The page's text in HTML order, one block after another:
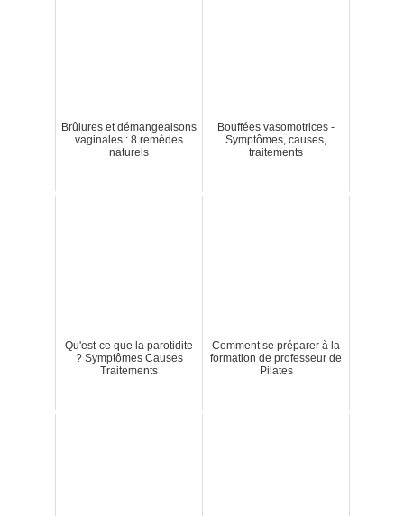
Brûlures et démangeaisons
vaginales : 8 remèdes
naturels
Bouffées vasomotrices -
Symptômes, causes,
traitements
Qu'est-ce que la parotidite
? Symptômes Causes
Traitements
Comment se préparer à la
formation de professeur de
Pilates